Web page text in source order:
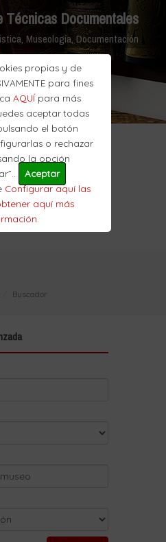
propias y de
para fines
AQUÍpara más
aceptar todas
el botón
o rechazar
la opción
Aceptar
Configurar aquí las
aquí más
Técnicas Documentales
Museología, Documentación
Buscador